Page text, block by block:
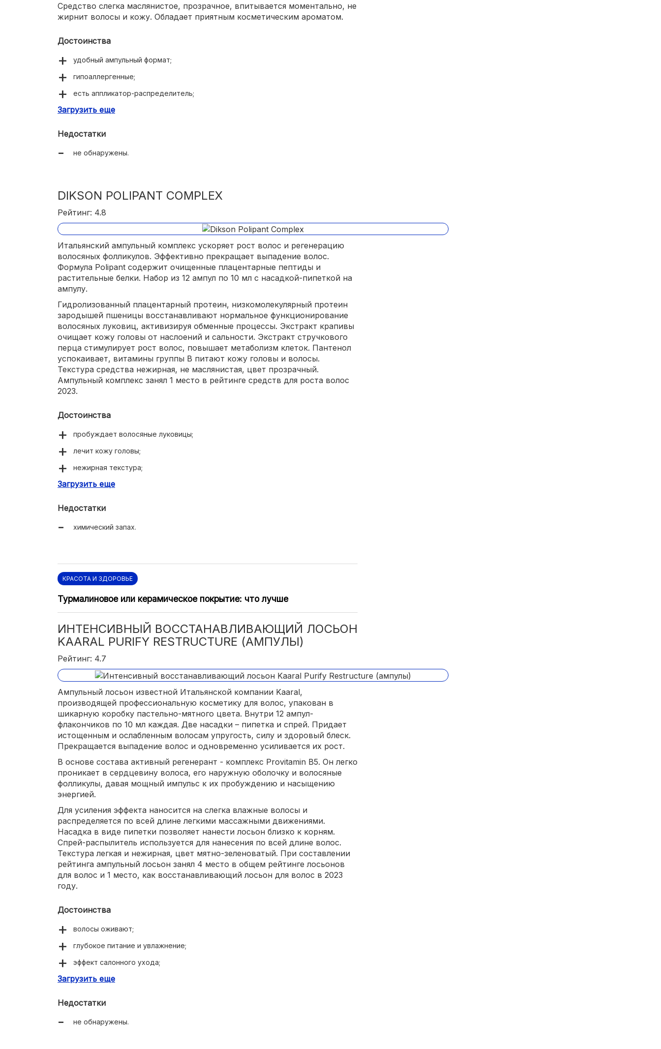
Средство слегка маслянистое, прозрачное, впитывается моментально, не
жирнит волосы и кожу. Обладает приятным косметическим ароматом.
Достоинства
удобный ампульный формат;
гипоаллергенные;
есть аппликатор-распределитель;
нет липкости;
Загрузить еще
Недостатки
не обнаружены.
DIKSON POLIPANT COMPLEX
Рейтинг: 4.8
Итальянский ампульный комплекс ускоряет рост волос и регенерацию
волосяных фолликулов. Эффективно прекращает выпадение волос.
Формула Polipant содержит очищенные плацентарные пептиды и
растительные белки. Набор из 12 ампул по 10 мл с насадкой-пипеткой на
ампулу.
Гидролизованный плацентарный протеин, низкомолекулярный протеин
зародышей пшеницы восстанавливают нормальное функционирование
волосяных луковиц, активизируя обменные процессы. Экстракт крапивы
очищает кожу головы от наслоений и сальности. Экстракт стручкового
перца стимулирует рост волос, повышает метаболизм клеток. Пантенол
успокаивает, витамины группы В питают кожу головы и волосы.
Текстура средства нежирная, не маслянистая, цвет прозрачный.
Ампульный комплекс занял 1 место в рейтинге средств для роста волос
2023.
Достоинства
пробуждает волосяные луковицы;
лечит кожу головы;
нежирная текстура;
быстрый эффект;
Загрузить еще
Недостатки
химический запах.
КРАСОТА И ЗДОРОВЬЕ
Турмалиновое или керамическое покрытие: что лучше
ИНТЕНСИВНЫЙ ВОССТАНАВЛИВАЮЩИЙ ЛОСЬОН
KAARAL PURIFY RESTRUCTURE (АМПУЛЫ)
Рейтинг: 4.7
Ампульный лосьон известной Итальянской компании Kaaral,
производящей профессиональную косметику для волос, упакован в
шикарную коробку пастельно-мятного цвета. Внутри 12 ампул-
флакончиков по 10 мл каждая. Две насадки – пипетка и спрей. Придает
истощенным и ослабленным волосам упругость, силу и здоровый блеск.
Прекращается выпадение волос и одновременно усиливается их рост.
В основе состава активный регенерант - комплекс Provitamin B5. Он легко
проникает в сердцевину волоса, его наружную оболочку и волосяные
фолликулы, давая мощный импульс к их пробуждению и насыщению
энергией.
Для усиления эффекта наносится на слегка влажные волосы и
распределяется по всей длине легкими массажными движениями.
Насадка в виде пипетки позволяет нанести лосьон близко к корням.
Спрей-распылитель используется для нанесения по всей длине волос.
Текстура легкая и нежирная, цвет мятно-зеленоватый. При составлении
рейтинга ампульный лосьон занял 4 место в общем рейтинге лосьонов
для волос и 1 место, как восстанавливающий лосьон для волос в 2023
году.
Достоинства
волосы оживают;
глубокое питание и увлажнение;
эффект салонного ухода;
2 разных дозатора;
Загрузить еще
Недостатки
не обнаружены.